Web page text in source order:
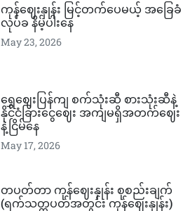
ကုန်ဈေးနှုန်း မြင့်တက်ပေမယ့် အခြေခံ
လုပ်ခ နိမ့်ပါးနေ
May 23, 2026
ရွှေဈေးပြန်ကျ စက်သုံးဆီ စားသုံးဆီနဲ့
နိုင်ငံခြားငွေဈေး အကျမရှိအတက်ဈေး
နဲ့ငြိမ်နေ
May 17, 2026
တပတ်တာ ကုန်ဈေးနှုန်း စုစည်းချက်
(ရက်သတ္တပတ်အတွင်း ကုန်ဈေးနှုန်း)